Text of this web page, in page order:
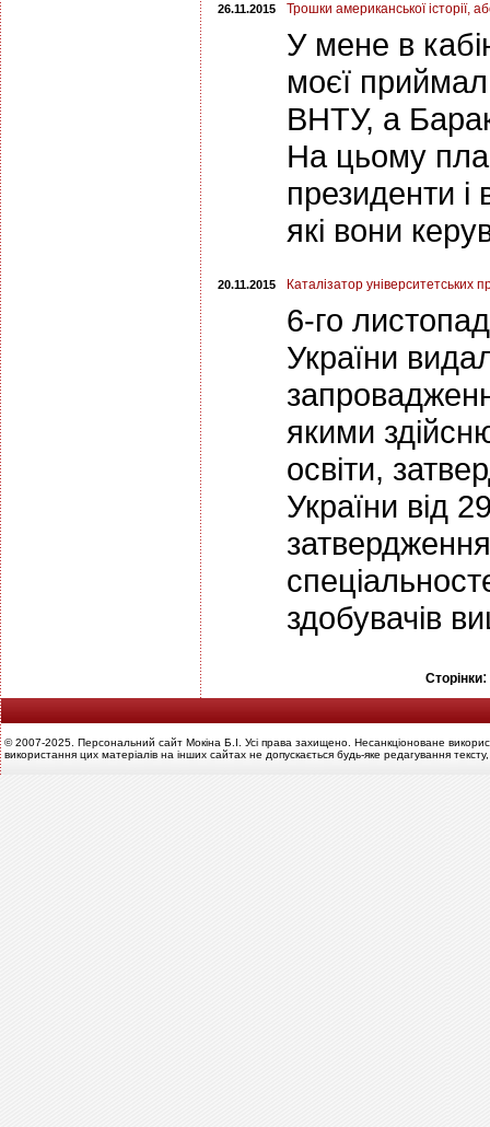
26.11.2015 Трошки американської історії,
У мене в
моєї
ВНТУ, а
На цьому
президенти і
які вони
20.11.2015 Каталізатор університетських
6-го
України
якими
освіти,
України від
здобувачів
Сторінки
© 2007-2025. Персональний сайт Мокіна Б.І. Усі права захищено. Несанкціоноване
використання цих матеріалів на інших сайтах не допускається будь-яке редагування